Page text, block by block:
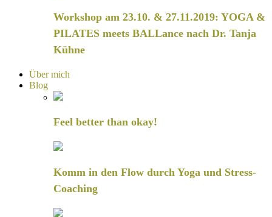
Workshop am 23.10. & 27.11.2019: YOGA &
PILATES meets BALLance nach Dr. Tanja
Kühne
Über mich
Blog
Feel better than okay!
Komm in den Flow durch Yoga und Stress-
Coaching